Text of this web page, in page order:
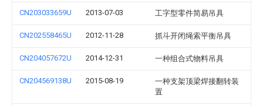
CN203033659U 2013-07-03 工字型零件简易吊具
CN202558465U 2012-11-28 抓斗开闭绳索平衡吊具
CN204057672U 2014-12-31 一种组合式物料吊具
CN204569138U 2015-08-19
一种支架顶梁焊接翻转装
置